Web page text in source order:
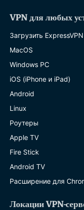
VPN для любых
Загрузить ExpressVPN
MacOS
Windows PC
iOS (iPhone и iPad)
Android
Linux
Роутеры
Apple TV
Fire Stick
Android TV
Расширение для
Локации VPN-